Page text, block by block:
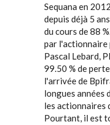
Sequana en
depuis déjà 5
du cours de 88
par l'actionnaire
Pascal Lebard,
99.50 % de
l'arrivée de
longues années
les actionnaires
Pourtant, il est